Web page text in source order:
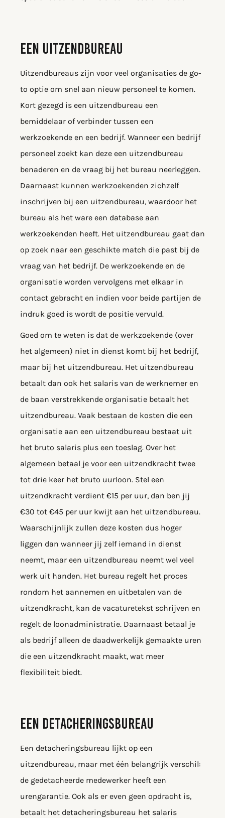
EEN UITZENDBUREAU
Uitzendbureaus zijn voor veel organisaties de go-
to optie om snel aan nieuw personeel te komen.
Kort gezegd is een uitzendbureau een
bemiddelaar of verbinder tussen een
werkzoekende en een bedrijf. Wanneer een bedrijf
personeel zoekt kan deze een uitzendbureau
benaderen en de vraag bij het bureau neerleggen.
Daarnaast kunnen werkzoekenden zichzelf
inschrijven bij een uitzendbureau, waardoor het
bureau als het ware een database aan
werkzoekenden heeft. Het uitzendbureau gaat dan
op zoek naar een geschikte match die past bij de
vraag van het bedrijf. De werkzoekende en de
organisatie worden vervolgens met elkaar in
contact gebracht en indien voor beide partijen de
indruk goed is wordt de positie vervuld.
Goed om te weten is dat de werkzoekende (over
het algemeen) niet in dienst komt bij het bedrijf,
maar bij het uitzendbureau. Het uitzendbureau
betaalt dan ook het salaris van de werknemer en
de baan verstrekkende organisatie betaalt het
uitzendbureau. Vaak bestaan de kosten die een
organisatie aan een uitzendbureau bestaat uit
het bruto salaris plus een toeslag. Over het
algemeen betaal je voor een uitzendkracht twee
tot drie keer het bruto uurloon. Stel een
uitzendkracht verdient €15 per uur, dan ben jij
€30 tot €45 per uur kwijt aan het uitzendbureau.
Waarschijnlijk zullen deze kosten dus hoger
liggen dan wanneer jij zelf iemand in dienst
neemt, maar een uitzendbureau neemt wel veel
werk uit handen. Het bureau regelt het proces
rondom het aannemen en uitbetalen van de
uitzendkracht, kan de vacaturetekst schrijven en
regelt de loonadministratie. Daarnaast betaal je
als bedrijf alleen de daadwerkelijk gemaakte uren
die een uitzendkracht maakt, wat meer
flexibiliteit biedt.
EEN DETACHERINGSBUREAU
Een detacheringsbureau lijkt op een
uitzendbureau, maar met één belangrijk verschil:
de gedetacheerde medewerker heeft een
urengarantie. Ook als er even geen opdracht is,
betaalt het detacheringsbureau het salaris